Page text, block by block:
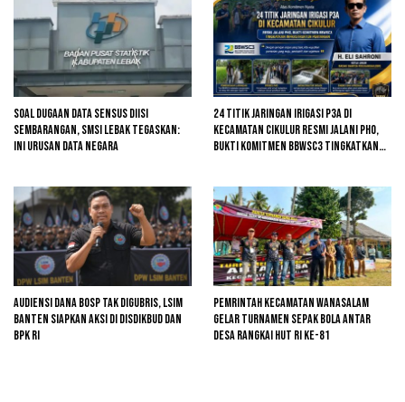
Soal Dugaan Data Sensus Diisi
Sembarangan, SMSI Lebak Tegaskan:
Ini Urusan Data Negara
24 Titik Jaringan Irigasi P3A di
Kecamatan Cikulur Resmi Jalani PHO,
Bukti Komitmen BBWSC3 Tingkatkan
Audiensi Dana BOSP Tak Digubris, LSIM
Banten Siapkan Aksi di Disdikbud dan
BPK RI
Pemrintah kecamatan Wanasalam
Gelar Turnamen Sepak Bola Antar
Desa Rangkai HUT RI ke-81